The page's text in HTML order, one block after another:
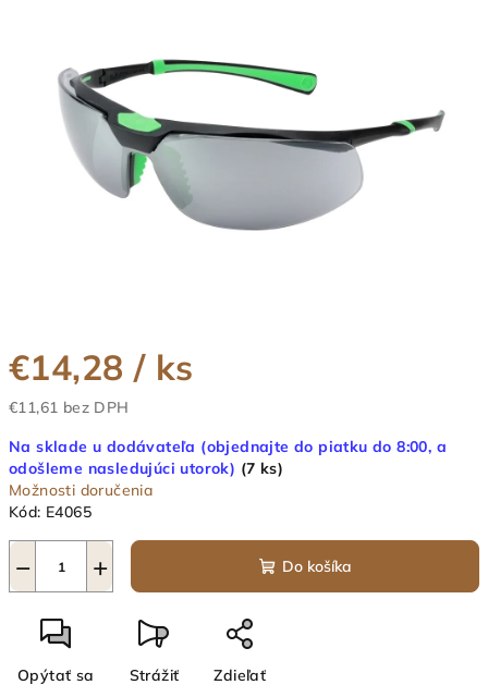
€14,28 / ks
€11,61 bez DPH
cena:
Na sklade u dodávateľa (objednajte do piatku do 8:00, a
odošleme nasledujúci utorok) (7 ks)
Možnosti doručenia
Kód: E4065
+
− Do košíka
Opýtať sa Strážiť Zdieľať
5
hviezdičiek.